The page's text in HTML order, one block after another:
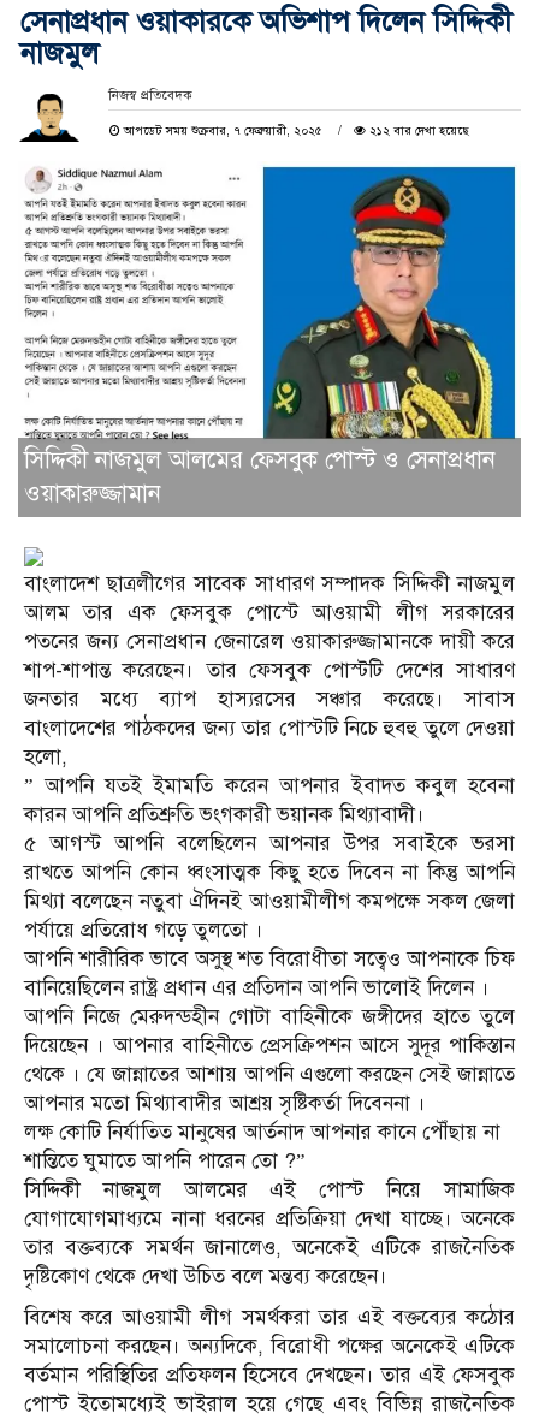
সেনাপ্রধান ওয়াকারকে অভিশাপ দিলেন সিদ্দিকী
নাজমুল
নিজস্ব প্রতিবেদক
আপডেট সময় শুক্রবার, ৭ ফেব্রুয়ারী, ২০২৫ ২১২ বার দেখা হয়েছে
সিদ্দিকী নাজমুল আলমের ফেসবুক পোস্ট ও সেনাপ্রধান
ওয়াকারুজ্জামান
বাংলাদেশ ছাত্রলীগের সাবেক সাধারণ সম্পাদক সিদ্দিকী নাজমুল
আলম তার এক ফেসবুক পোস্টে আওয়ামী লীগ সরকারের
পতনের জন্য সেনাপ্রধান জেনারেল ওয়াকারুজ্জামানকে দায়ী করে
শাপ-শাপান্ত করেছেন। তার ফেসবুক পোস্টটি দেশের সাধারণ
জনতার মধ্যে ব্যাপ হাস্যরসের সঞ্চার করেছে। সাবাস
বাংলাদেশের পাঠকদের জন্য তার পোস্টটি নিচে হুবহু তুলে দেওয়া
হলো,
” আপনি যতই ইমামতি করেন আপনার ইবাদত কবুল হবেনা
কারন আপনি প্রতিশ্রুতি ভংগকারী ভয়ানক মিথ্যাবাদী।
৫ আগস্ট আপনি বলেছিলেন আপনার উপর সবাইকে ভরসা
রাখতে আপনি কোন ধ্বংসাত্মক কিছু হতে দিবেন না কিন্তু আপনি
মিথ্যা বলেছেন নতুবা ঐদিনই আওয়ামীলীগ কমপক্ষে সকল জেলা
পর্যায়ে প্রতিরোধ গড়ে তুলতো ।
আপনি শারীরিক ভাবে অসুস্থ শত বিরোধীতা সত্বেও আপনাকে চিফ
বানিয়েছিলেন রাষ্ট্র প্রধান এর প্রতিদান আপনি ভালোই দিলেন ।
আপনি নিজে মেরুদন্ডহীন গোটা বাহিনীকে জঙ্গীদের হাতে তুলে
দিয়েছেন । আপনার বাহিনীতে প্রেসক্রিপশন আসে সুদূর পাকিস্তান
থেকে । যে জান্নাতের আশায় আপনি এগুলো করছেন সেই জান্নাতে
আপনার মতো মিথ্যাবাদীর আশ্রয় সৃষ্টিকর্তা দিবেননা ।
লক্ষ কোটি নির্যাতিত মানুষের আর্তনাদ আপনার কানে পৌঁছায় না
শান্তিতে ঘুমাতে আপনি পারেন তো ?”
সিদ্দিকী নাজমুল আলমের এই পোস্ট নিয়ে সামাজিক
যোগাযোগমাধ্যমে নানা ধরনের প্রতিক্রিয়া দেখা যাচ্ছে। অনেকে
তার বক্তব্যকে সমর্থন জানালেও, অনেকেই এটিকে রাজনৈতিক
দৃষ্টিকোণ থেকে দেখা উচিত বলে মন্তব্য করেছেন।
বিশেষ করে আওয়ামী লীগ সমর্থকরা তার এই বক্তব্যের কঠোর
সমালোচনা করছেন। অন্যদিকে, বিরোধী পক্ষের অনেকেই এটিকে
বর্তমান পরিস্থিতির প্রতিফলন হিসেবে দেখছেন। তার এই ফেসবুক
পোস্ট ইতোমধ্যেই ভাইরাল হয়ে গেছে এবং বিভিন্ন রাজনৈতিক